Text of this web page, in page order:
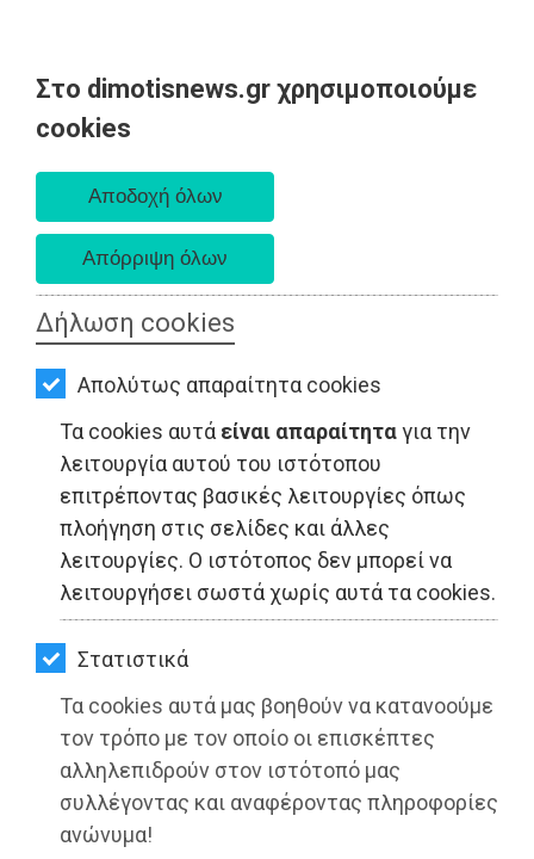
Στο dimotisnews.gr χρησιμοποιούμε
cookies
Δήλωση cookies
Απολύτως απαραίτητα cookies
Τα cookies αυτά είναι απαραίτηταγια την
λειτουργία αυτού του ιστότοπου
επιτρέποντας βασικές λειτουργίες όπως
πλοήγηση στις σελίδες και άλλες
λειτουργίες. Ο ιστότοπος δεν μπορεί να
λειτουργήσει σωστά χωρίς αυτά τα cookies.
Στατιστικά
Τα cookies αυτά μας βοηθούν να κατανοούμε
τον τρόπο με τον οποίο οι επισκέπτες
αλληλεπιδρούν στον ιστότοπό μας
συλλέγοντας και αναφέροντας πληροφορίες
ανώνυμα!
AΡΧΙΚΗ
ΕΙΔΗΣΕΙΣ
ΠΟΛΙΤΙΚΗ
ΤΟΠΙΚΗ
ΑΥΤΟΔΙΟΙΚΗΣΗ
ΟΙΚΟΝΟΜΙΑ
ΑΘΛΗΤΙΣΜΟΣ
ΠΟΛΙΤΙΣΜΟΣ
ΣΠΙΤΙ-
ΚΗΠΟΣ
ΥΓΕΙΑ
LIFESTYLE
ΤΑΞΙΔΙΑ
ΕΞΟΔΟΣ
ΠΕΡΙΒΑΛΛΟΝ
ΠΟΛΙΤΙΚΗ - Ανατολική Αττική